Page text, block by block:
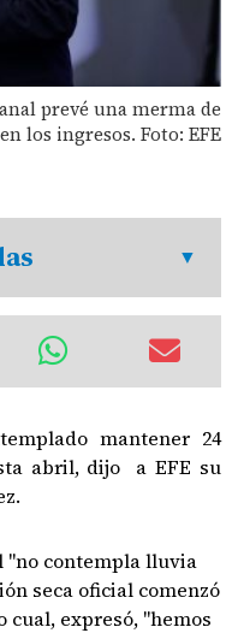
prevé una merma de
los ingresos. Foto: EFE
mantener 24
abril, dijo a EFE su
"no contempla lluvia
seca oficial comenzó
cual, expresó, "hemos